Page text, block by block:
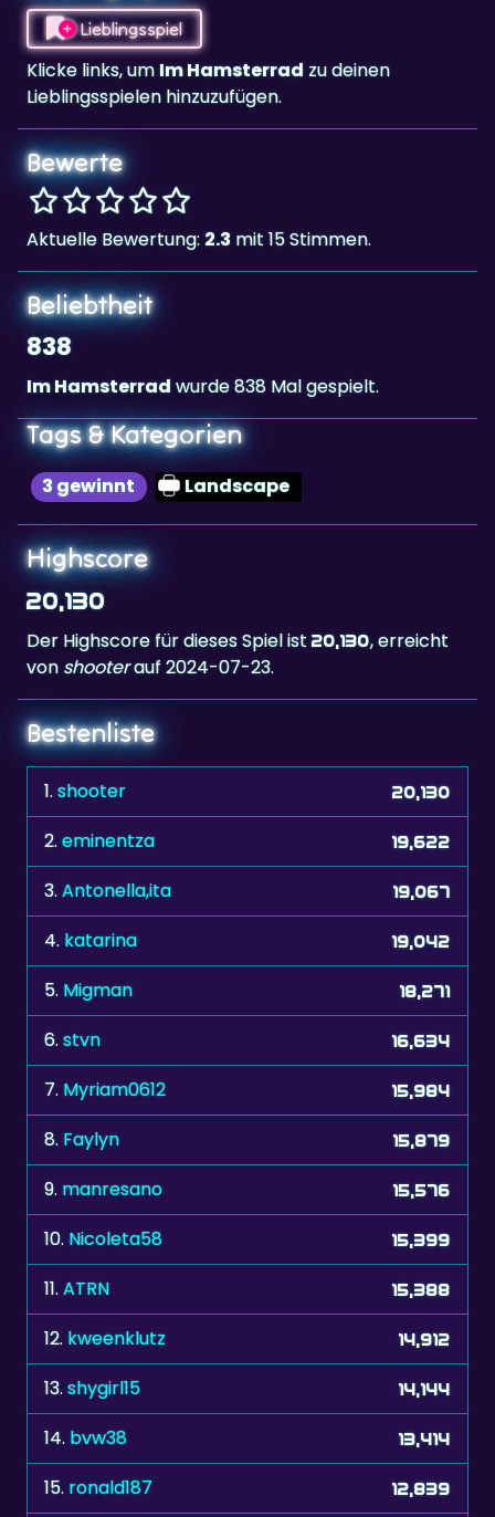
Klicke links, umIm Hamsterrad
Lieblingsspielen hinzuzufügen.
Bewerte
Aktuelle Bewertung:
Beliebtheit
838
Im Hamsterrad
Tags & Kategorien
3 gewinnt Landscape
Highscore
20,130
Der Highscore für dieses Spiel ist
vonshooter
Bestenliste
1.shooter
2.eminentza 19,622
3. Antonella,ita 19,067
4.katarina 19,042
5. Migman 18,271
6. stvn 16,634
7. Myriam0612 15,984
8. Faylyn 15,879
9. manresano 15,576
10.Nicoleta58 15,399
11. ATRN 15,388
12.kweenklutz 14,912
13. shygirl15 14,144
14.bvw38 13,414
15. ronald187 12,839
16. miloestefa 12,532